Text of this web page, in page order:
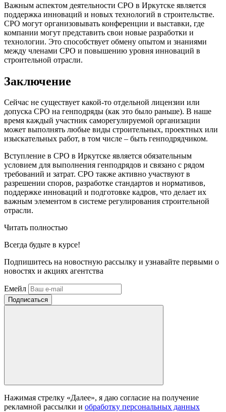
Важным аспектом деятельности СРО в Иркутске является
поддержка инноваций и новых технологий в строительстве.
СРО могут организовывать конференции и выставки, где
компании могут представить свои новые разработки и
технологии. Это способствует обмену опытом и знаниями
между членами СРО и повышению уровня инноваций в
строительной отрасли.
Заключение
Сейчас не существует какой-то отдельной лицензии или
допуска СРО на генподряды (как это было раньше). В наше
время каждый участник саморегулируемой организации
может выполнять любые виды строительных, проектных или
изыскательных работ, в том числе – быть генподрядчиком.
Вступление в СРО в Иркутске является обязательным
условием для выполнения генподрядов и связано с рядом
требований и затрат. СРО также активно участвуют в
разрешении споров, разработке стандартов и нормативов,
поддержке инноваций и подготовке кадров, что делает их
важным элементом в системе регулирования строительной
отрасли.
Читать полностью
Всегда будьте в курсе!
Подпишитесь на новостную рассылку и узнавайте первыми о
новостях и акциях агентства
Емейл
Нажимая стрелку «Далее», я даю согласие на получение
рекламной рассылки и обработку персональных данных